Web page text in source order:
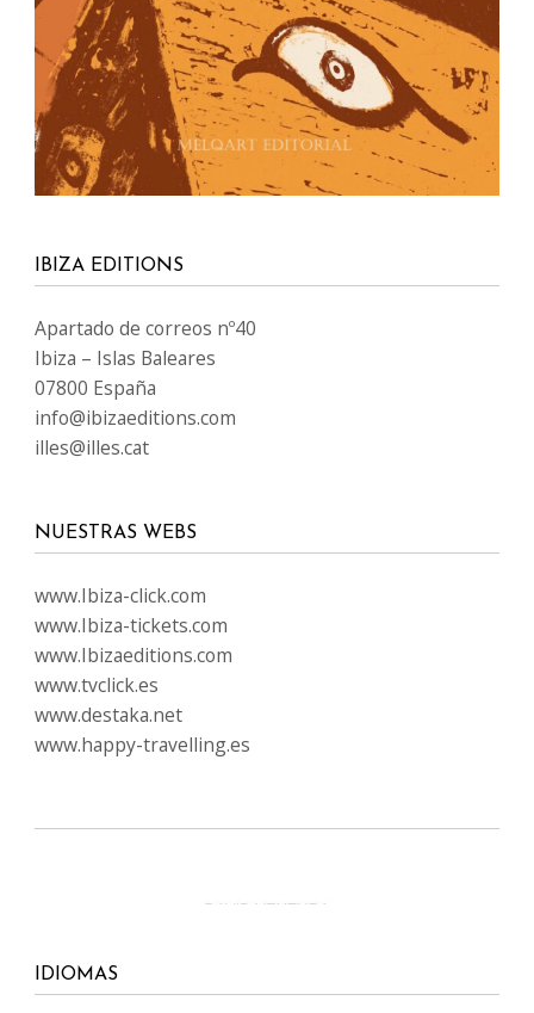
IBIZA EDITIONS
Apartado de correos nº40
Ibiza – Islas Baleares
07800 España
info@ibizaeditions.com
illes@illes.cat
NUESTRAS WEBS
www.Ibiza-click.com
www.Ibiza-tickets.com
www.Ibizaeditions.com
www.tvclick.es
www.destaka.net
www.happy-travelling.es
IDIOMAS